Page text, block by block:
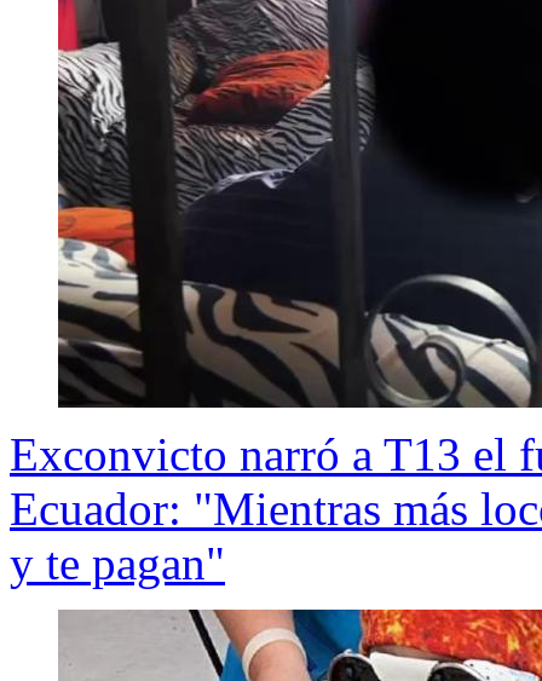
Exconvicto narró a T13 el
Ecuador: "Mientras más
y te pagan"